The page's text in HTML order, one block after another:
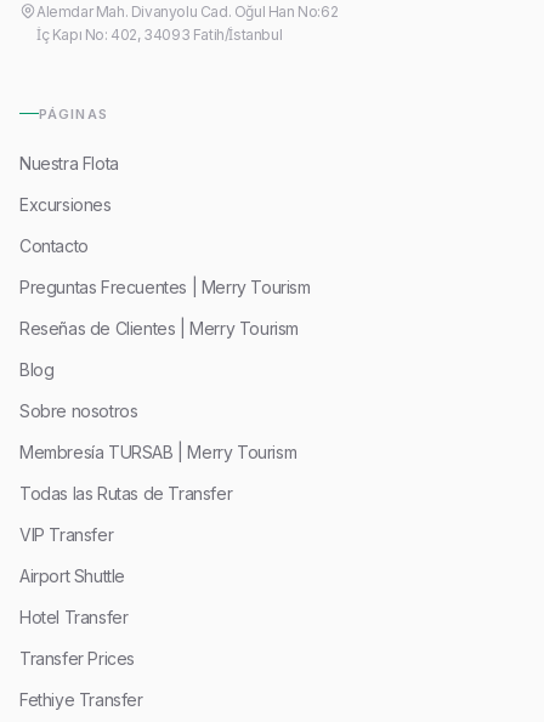
Alemdar Mah. Divanyolu Cad. Oğul Han No:62
İç Kapı No: 402, 34093 Fatih/İstanbul
PÁGINAS
Nuestra Flota
Excursiones
Contacto
Preguntas Frecuentes | Merry Tourism
Reseñas de Clientes | Merry Tourism
Blog
Sobre nosotros
Membresía TURSAB | Merry Tourism
Todas las Rutas de Transfer
VIP Transfer
Airport Shuttle
Hotel Transfer
Transfer Prices
Fethiye Transfer